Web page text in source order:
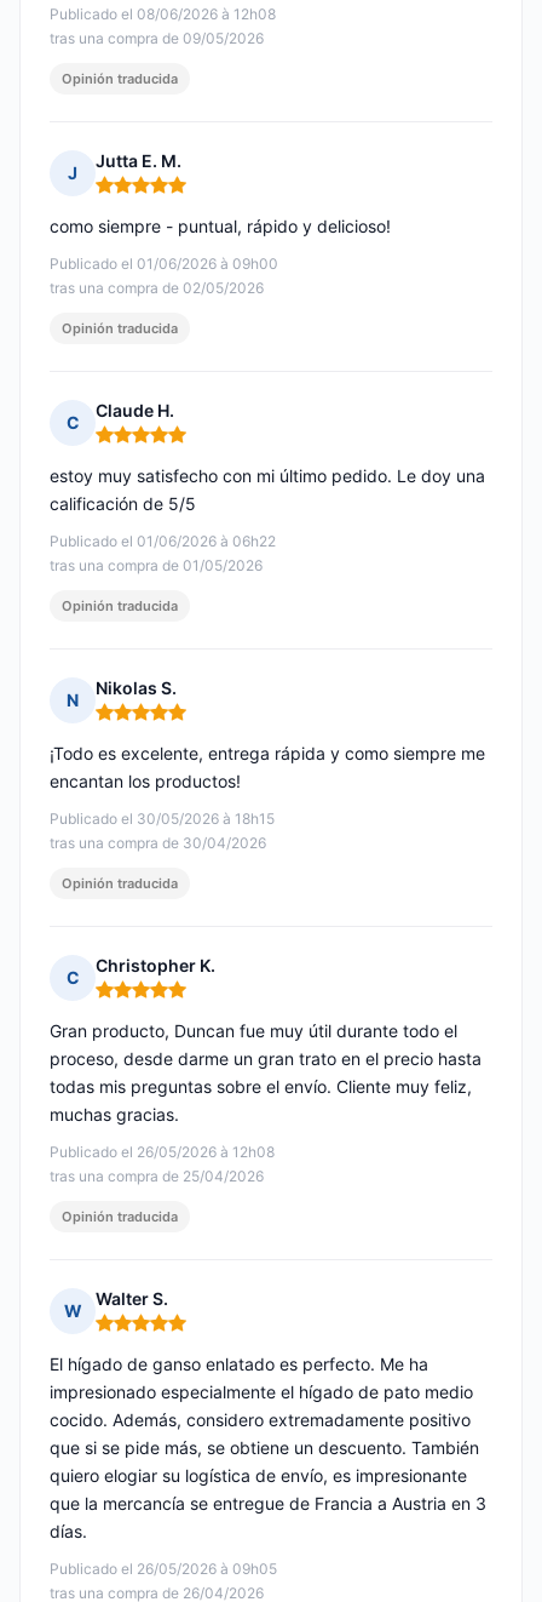
Publicado el 08/06/2026 à 12h08
tras una compra de 09/05/2026
Opinión traducida
J
Jutta E. M.
Nota: 5 de 5
Publicado el 01/06/2026 à 09h00
tras una compra de 02/05/2026
como siempre - puntual, rápido y delicioso!
Opinión traducida
C
Claude H.
Nota: 5 de 5
Publicado el 01/06/2026 à 06h22
tras una compra de 01/05/2026
estoy muy satisfecho con mi último pedido. Le doy una
calificación de 5/5
Opinión traducida
N
Nikolas S.
Nota: 5 de 5
Publicado el 30/05/2026 à 18h15
tras una compra de 30/04/2026
¡Todo es excelente, entrega rápida y como siempre me
encantan los productos!
Opinión traducida
C
Christopher K.
Nota: 5 de 5
Publicado el 26/05/2026 à 12h08
tras una compra de 25/04/2026
Gran producto, Duncan fue muy útil durante todo el
proceso, desde darme un gran trato en el precio hasta
todas mis preguntas sobre el envío. Cliente muy feliz,
muchas gracias.
Opinión traducida
W
Walter S.
Nota: 5 de 5
Publicado el 26/05/2026 à 09h05
tras una compra de 26/04/2026
El hígado de ganso enlatado es perfecto. Me ha
impresionado especialmente el hígado de pato medio
cocido. Además, considero extremadamente positivo
que si se pide más, se obtiene un descuento. También
quiero elogiar su logística de envío, es impresionante
que la mercancía se entregue de Francia a Austria en 3
días.